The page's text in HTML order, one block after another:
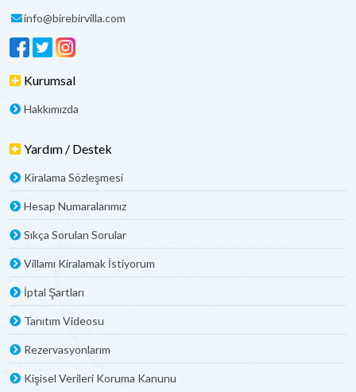
info@birebirvilla.com
Kurumsal
Hakkımızda
Yardım / Destek
Kiralama Sözleşmesi
Hesap Numaralarımız
Sıkça Sorulan Sorular
Villamı Kiralamak İstiyorum
İptal Şartları
Tanıtım Videosu
Rezervasyonlarım
Kişisel Verileri Koruma Kanunu